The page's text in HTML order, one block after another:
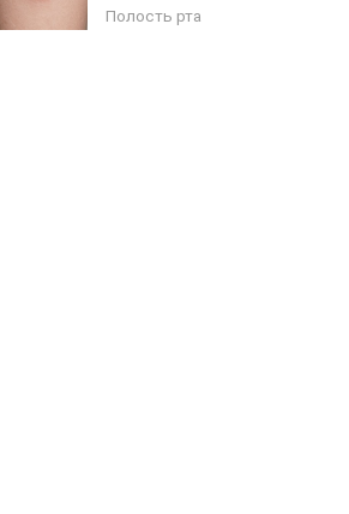
Полость рта